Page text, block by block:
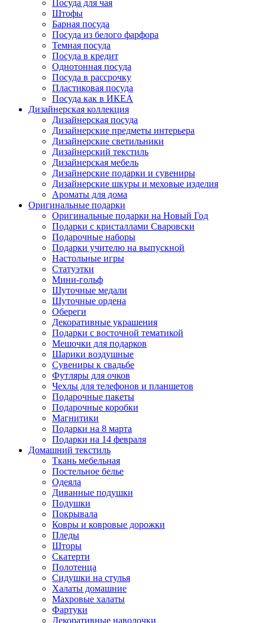
Посуда для чая
Штофы
Барная посуда
Посуда из белого фарфора
Темная посуда
Посуда в кредит
Однотонная посуда
Посуда в рассрочку
Пластиковая посуда
Посуда как в ИКЕА
Дизайнерская коллекция
Дизайнерская посуда
Дизайнерские предметы интерьера
Дизайнерские светильники
Дизайнерский текстиль
Дизайнерская мебель
Дизайнерские подарки и сувениры
Дизайнерские шкуры и меховые изделия
Ароматы для дома
Оригинальные подарки
Оригинальные подарки на Новый Год
Подарки с кристаллами Сваровски
Подарочные наборы
Подарки учителю на выпускной
Настольные игры
Статуэтки
Мини-гольф
Шуточные медали
Шуточные ордена
Обереги
Декоративные украшения
Подарки с восточной тематикой
Мешочки для подарков
Шарики воздушные
Сувениры к свадьбе
Футляры для очков
Чехлы для телефонов и планшетов
Подарочные пакеты
Подарочные коробки
Магнитики
Подарки на 8 марта
Подарки на 14 февраля
Домашний текстиль
Ткань мебельная
Постельное белье
Одеяла
Диванные подушки
Подушки
Покрывала
Ковры и ковровые дорожки
Пледы
Шторы
Скатерти
Полотенца
Сидушки на стулья
Халаты домашние
Махровые халаты
Фартуки
Декоративные наволочки